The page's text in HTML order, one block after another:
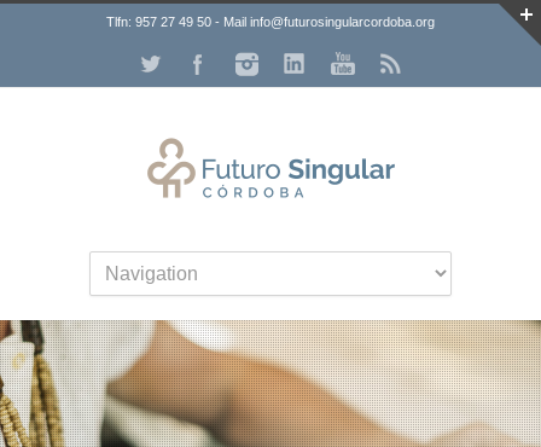
Tlfn: 957 27 49 50 - Mail info@futurosingularcordoba.org